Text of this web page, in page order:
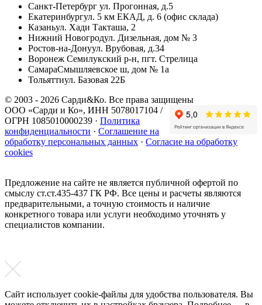
Санкт-Петербург ул. Прогонная, д.5
Екатеринбургул. 5 км ЕКАД, д. 6 (офис склада)
Казаньул. Хади Такташа, 2
Нижний Новогродул. Дизельная, дом № 3
Ростов-на-Донуул. Врубовая, д.34
Воронеж Семилукский р-н, пгт. Стрелица
СамараСмышляевское ш, дом № 1а
Тольяттиул. Базовая 22Б
© 2003 - 2026 Сарди&Ко. Все права защищены
ООО «Сарди и Ко», ИНН 5078017104 /
ОГРН 1085010000239 · Политика
конфиденциальности · Соглашение на
обработку персональных данных · Согласие на обработку
cookies
Предложение на сайте не является публичной офертой по
смыслу ст.ст.435-437 ГК РФ. Все цены и расчеты являются
предварительными, а точную стоимость и наличие
конкретного товара или услуги необходимо уточнять у
специалистов компании.
Сайт использует cookie-файлы для удобства пользователя. Вы